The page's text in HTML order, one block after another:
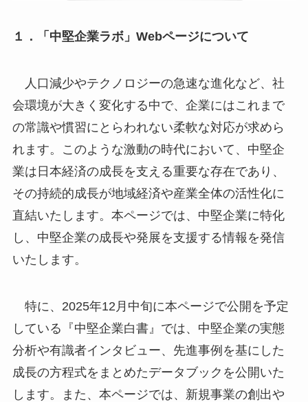
１．「中堅企業ラボ」Webページについて
人口減少やテクノロジーの急速な進化など、社
会環境が大きく変化する中で、企業にはこれまで
の常識や慣習にとらわれない柔軟な対応が求めら
れます。このような激動の時代において、中堅企
業は日本経済の成長を支える重要な存在であり、
その持続的成長が地域経済や産業全体の活性化に
直結いたします。本ページでは、中堅企業に特化
し、中堅企業の成長や発展を支援する情報を発信
いたします。
特に、2025年12月中旬に本ページで公開を予定
している『中堅企業白書』では、中堅企業の実態
分析や有識者インタビュー、先進事例を基にした
成長の方程式をまとめたデータブックを公開いた
します。また、本ページでは、新規事業の創出や